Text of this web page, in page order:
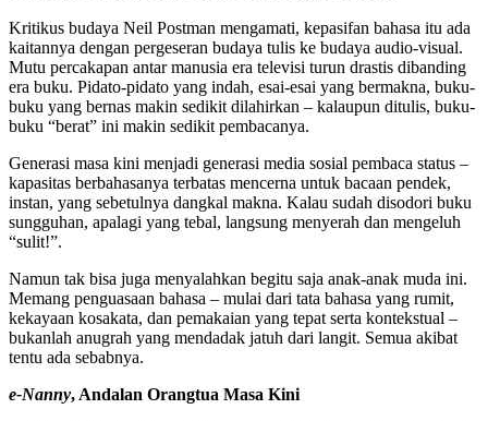
Kritikus budaya Neil Postman mengamati, kepasifan bahasa itu ada
kaitannya dengan pergeseran budaya tulis ke budaya audio-visual.
Mutu percakapan antar manusia era televisi turun drastis dibanding
era buku. Pidato-pidato yang indah, esai-esai yang bermakna, buku-
buku yang bernas makin sedikit dilahirkan – kalaupun ditulis, buku-
buku “berat” ini makin sedikit pembacanya.
Generasi masa kini menjadi generasi media sosial pembaca status –
kapasitas berbahasanya terbatas mencerna untuk bacaan pendek,
instan, yang sebetulnya dangkal makna. Kalau sudah disodori buku
sungguhan, apalagi yang tebal, langsung menyerah dan mengeluh
“sulit!”.
Namun tak bisa juga menyalahkan begitu saja anak-anak muda ini.
Memang penguasaan bahasa – mulai dari tata bahasa yang rumit,
kekayaan kosakata, dan pemakaian yang tepat serta kontekstual –
bukanlah anugrah yang mendadak jatuh dari langit. Semua akibat
tentu ada sebabnya.
e-Nanny, Andalan Orangtua Masa Kini